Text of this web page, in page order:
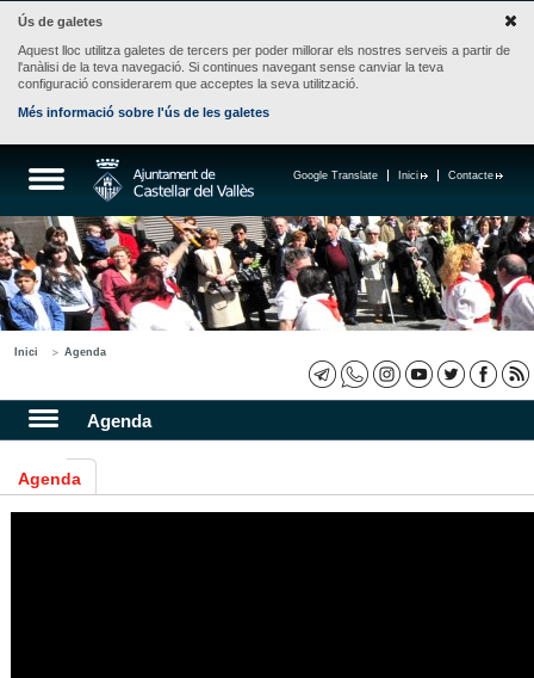
Ús de galetes
Aquest lloc utilitza galetes de tercers per poder millorar els nostres serveis a partir de
l'anàlisi de la teva navegació. Si continues navegant sense canviar la teva
configuració considerarem que acceptes la seva utilització.
Més informació sobre l'ús de les galetes
Contacte
Inici
Google Translate
Inici Agenda
Agenda
Agenda